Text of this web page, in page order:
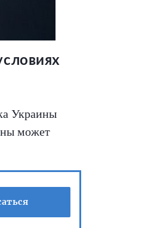
Украины
может